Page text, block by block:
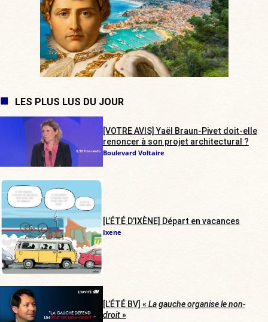
LES PLUS LUS DU JOUR
[VOTRE AVIS] Yaël Braun-Pivet doit-elle
renoncer à son projet architectural ?
Boulevard Voltaire
[L’ÉTÉ D’IXÈNE] Départ en vacances
Ixene
[L’ÉTÉ BV] « La gauche organise le non-
droit»